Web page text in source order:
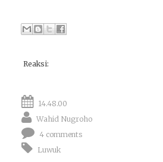
Reaksi:
14.48.00
Wahid Nugroho
4 comments
Luwuk